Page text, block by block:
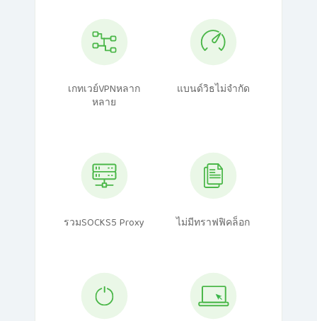
เกทเวย์VPNหลาก
หลาย
แบนด์วิธไม่จำกัด
รวมSOCKS5 Proxy ไม่มีทราฟฟิคล็อก